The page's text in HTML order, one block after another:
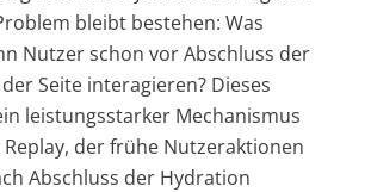
bleibt bestehen: Was
Nutzer schon vor Abschluss der
Seite interagieren? Dieses
leistungsstarker Mechanismus
Replay, der frühe Nutzeraktionen
Abschluss der Hydration